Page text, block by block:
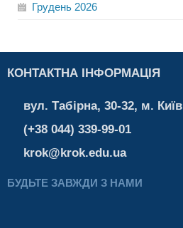
Грудень 2026
КОНТАКТНА ІНФОРМАЦІЯ
вул. Табірна, 30-32, м. Київ
(+38 044) 339-99-01
krok@krok.edu.ua
БУДЬТЕ ЗАВЖДИ З НАМИ